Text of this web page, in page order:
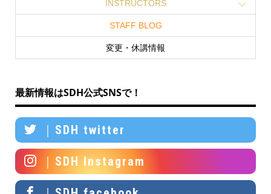
INSTRUCTORS
STAFF BLOG
変更・休講情報
最新情報はSDH公式SNSで！
｜SDH twitter
｜SDH Instagram